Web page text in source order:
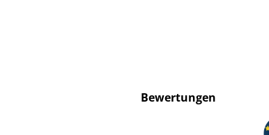
Bewertungen